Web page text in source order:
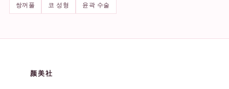
쌍꺼풀 코 성형 윤곽 수술
颜美社